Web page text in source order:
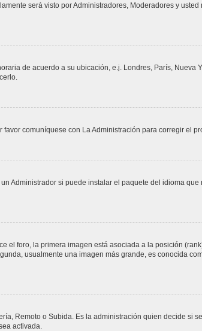
será visto por Administradores, Moderadores y usted
de acuerdo a su ubicación, e.j. Londres, París, Nueva
comuníquese con La Administración para corregir el
Administrador si puede instalar el paquete del idioma que
el foro, la primera imagen está asociada a la posición
usualmente una imagen más grande, es conocida
Remoto o Subida. Es la administración quien decide si
activada.